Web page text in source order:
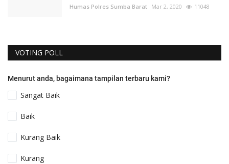
Humas Polres Sumba Barat Mar 2, 2020 11048
VOTING POLL
Menurut anda, bagaimana tampilan terbaru kami?
Sangat Baik
Baik
Kurang Baik
Kurang